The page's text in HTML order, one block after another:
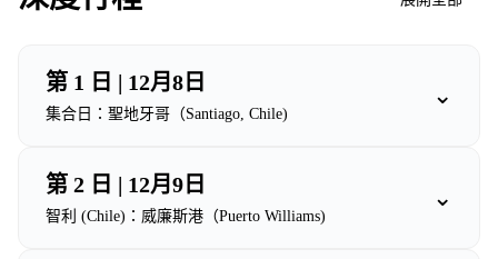
第 1 日 | 12月8日
集合日：聖地牙哥（Santiago, Chile)
⌄
第 2 日 | 12月9日
智利 (Chile)：威廉斯港（Puerto Williams)
⌄